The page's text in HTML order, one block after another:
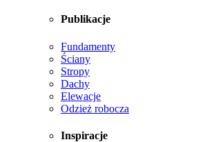
Publikacje
Fundamenty
Ściany
Stropy
Dachy
Elewacje
Odzież robocza
Inspiracje